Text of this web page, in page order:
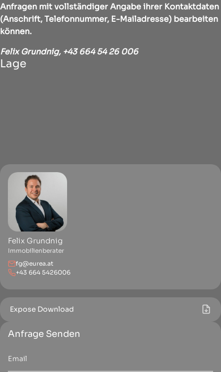
Felix Grundnig
Immobilienberater
fg@eurea.at
+43 664 5426006
Anfragen mit vollständiger Angabe ihrer Kontaktdaten
(Anschrift, Telefonnummer, E-Mailadresse) bearbeiten
können.
Felix Grundnig, +43 664 54 26 006
Lage
Expose Download
Anfrage Senden